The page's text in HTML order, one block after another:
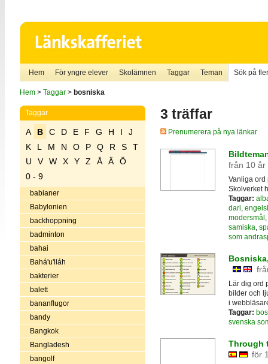
Hem För yngre elever Skolämnen Taggar Teman Sök på
Hem> Taggar> bosniska
Taggar
A B C D E F G H I
J
K
L M N O P Q R S
T
U
V W X Y Z Å Ä
Ö
0 - 9
babianer
Babylonien
backhoppning
badminton
bahai
Bahá'u'lláh
bakterier
balett
bananflugor
bandy
Bangkok
Bangladesh
bangolf
3 träffar
Prenumerera på nya länkar
från 10 år
Vanliga ord
Skolverket
Taggar:
dari
modersmål
samiska
som
Lär dig ord
bilder och
i
Taggar:
svenska
Through
för